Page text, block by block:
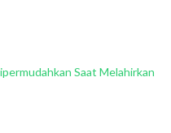
Saat Melahirkan